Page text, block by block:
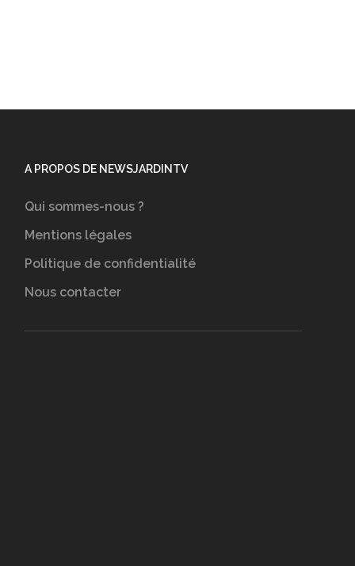
A PROPOS DE NEWSJARDINTV
Qui sommes-nous ?
Mentions légales
Politique de confidentialité
Nous contacter